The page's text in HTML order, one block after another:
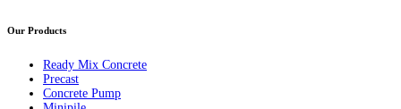
Our Products
Ready Mix Concrete
Precast
Concrete Pump